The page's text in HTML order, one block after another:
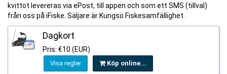
kvittot levereras via ePost, till appen och som ett SMS (tillval)
från oss på iFiske. Säljare är Kungsö Fiskesamfällighet .
Dagkort
Pris: €10 (EUR)
Visa regler Köp online...